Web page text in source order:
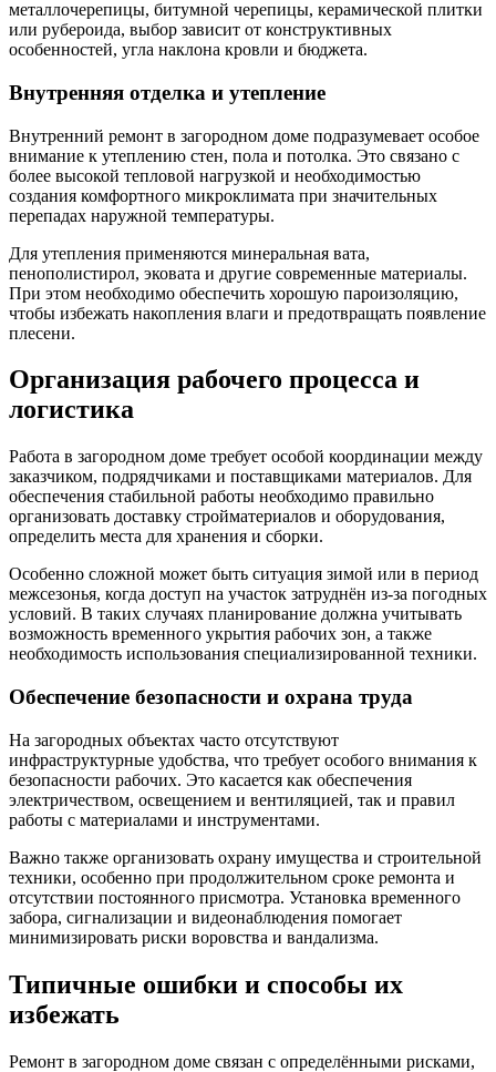
металлочерепицы, битумной черепицы, керамической плитки
или рубероида, выбор зависит от конструктивных
особенностей, угла наклона кровли и бюджета.
Внутренняя отделка и утепление
Внутренний ремонт в загородном доме подразумевает особое
внимание к утеплению стен, пола и потолка. Это связано с
более высокой тепловой нагрузкой и необходимостью
создания комфортного микроклимата при значительных
перепадах наружной температуры.
Для утепления применяются минеральная вата,
пенополистирол, эковата и другие современные материалы.
При этом необходимо обеспечить хорошую пароизоляцию,
чтобы избежать накопления влаги и предотвращать появление
плесени.
Организация рабочего процесса и
логистика
Работа в загородном доме требует особой координации между
заказчиком, подрядчиками и поставщиками материалов. Для
обеспечения стабильной работы необходимо правильно
организовать доставку стройматериалов и оборудования,
определить места для хранения и сборки.
Особенно сложной может быть ситуация зимой или в период
межсезонья, когда доступ на участок затруднён из-за погодных
условий. В таких случаях планирование должна учитывать
возможность временного укрытия рабочих зон, а также
необходимость использования специализированной техники.
Обеспечение безопасности и охрана труда
На загородных объектах часто отсутствуют
инфраструктурные удобства, что требует особого внимания к
безопасности рабочих. Это касается как обеспечения
электричеством, освещением и вентиляцией, так и правил
работы с материалами и инструментами.
Важно также организовать охрану имущества и строительной
техники, особенно при продолжительном сроке ремонта и
отсутствии постоянного присмотра. Установка временного
забора, сигнализации и видеонаблюдения помогает
минимизировать риски воровства и вандализма.
Типичные ошибки и способы их
избежать
Ремонт в загородном доме связан с определёнными рисками,